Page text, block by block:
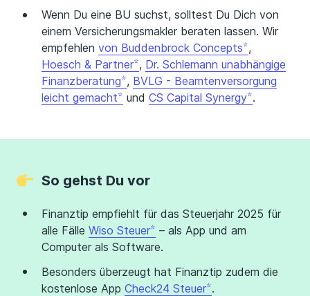
Wenn Du eine BU suchst, solltest Du Dich von
einem Versicherungsmakler beraten lassen. Wir
empfehlen von Buddenbrock Concepts ,
Hoesch & Partner , Dr. Schlemann unabhängige
Finanzberatung , BVLG - Beamtenversorgung
leicht gemacht
und CS Capital Synergy .
So gehst Du vor
Finanztip empfiehlt für das Steuerjahr 2025 für
alle Fälle Wiso Steuer
– als App und am
Computer als Software.
Besonders überzeugt hat Finanztip zudem die
kostenlose App Check24 Steuer .